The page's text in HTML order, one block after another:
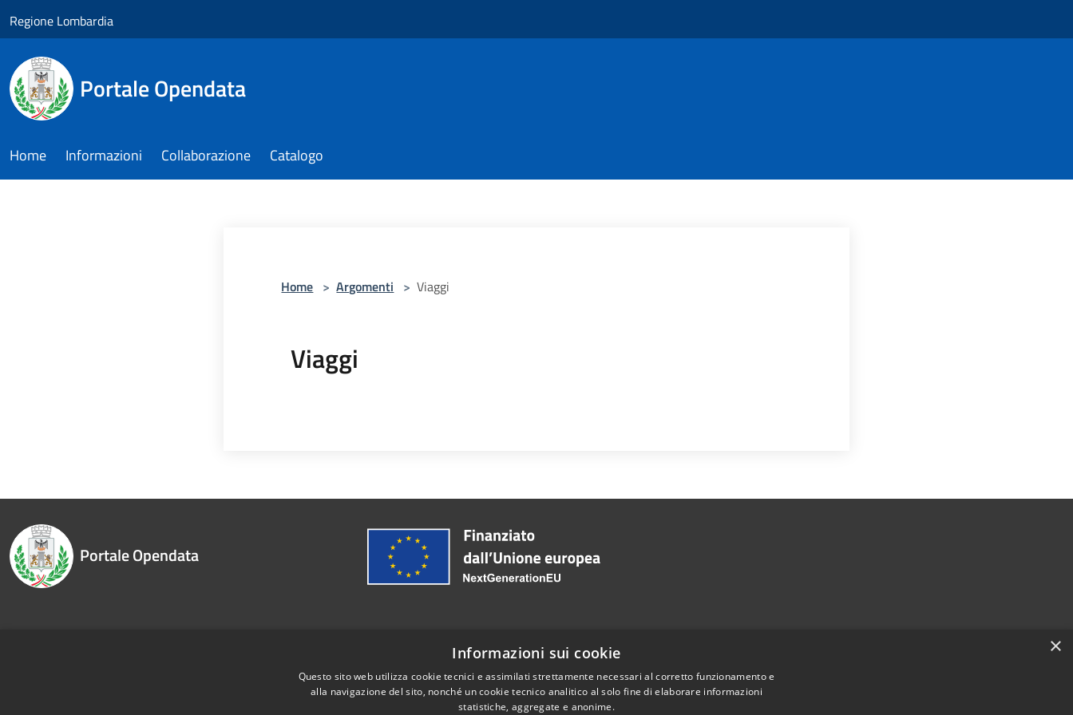
Regione Lombardia
Portale Opendata
Home Informazioni Collaborazione Catalogo
Home > Argomenti > Viaggi
Viaggi
Portale Opendata
Telefono:0363 3171
×
Informazioni sui cookie
Questo sito web utilizza cookie tecnici e assimilati strettamente necessari al corretto funzionamento e
alla navigazione del sito, nonché un cookie tecnico analitico al solo fine di elaborare informazioni
statistiche, aggregate e anonime.